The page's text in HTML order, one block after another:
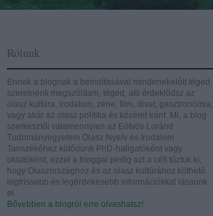
Rólunk
Ennek a blognak a beindításával mindenekelőtt téged
szeretnénk megszólítani, téged, aki érdeklődsz az
olasz kultúra, irodalom, zene, film, divat, gasztronómia,
vagy akár az olasz politika és közélet iránt. Mi, a blog
szerkesztői valamennyien az Eötvös Loránd
Tudományegyetem Olasz Nyelv és Irodalom
Tanszékéhez kötődünk PhD-hallgatóként vagy
oktatóként, ezzel a bloggal pedig azt a célt tűztük ki,
hogy Olaszországhoz és az olasz kultúrához köthető
legfrissebb és legérdekesebb információkkal lássunk
el.
Bővebben a blogról erre olvashatsz!